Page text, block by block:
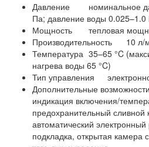
Давление
номинальное
Па; давление воды
Мощность
тепловая
Производительность
10 л/
Температура 35–65 °C
нагрева воды 65 °C)
Тип управления
Дополнительные возможности
индикация включения/
предохранительный
автоматический
подкладка, открытая камера